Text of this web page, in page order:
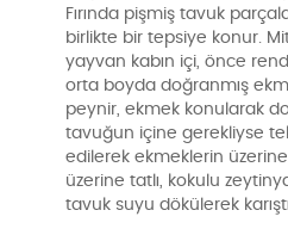
Fırında pişmiş tavuk
birlikte bir tepsiye konur.
yayvan kabın içi, önce
orta boyda doğranmış
peynir, ekmek konularak
tavuğun içine gerekliyse
edilerek ekmeklerin
üzerine tatlı, kokulu
tavuk suyu dökülerek